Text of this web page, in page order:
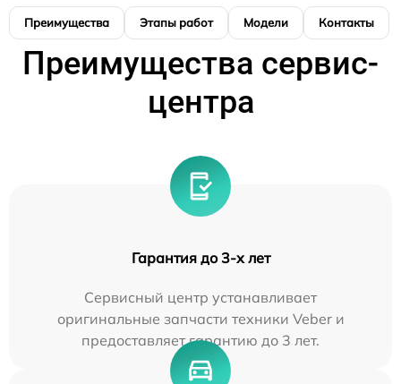
Преимущества Этапы работ Модели Контакты
Преимущества сервис-
центра
Гарантия до 3-х лет
Сервисный центр устанавливает
оригинальные запчасти техники Veber и
предоставляет гарантию до 3 лет.